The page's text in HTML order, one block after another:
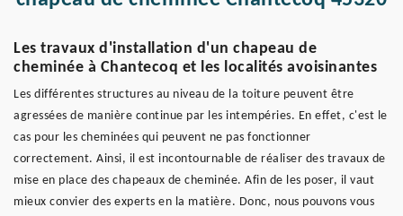
Les travaux d'installation d'un chapeau de
cheminée à Chantecoq et les localités avoisinantes
Les différentes structures au niveau de la toiture peuvent être
agressées de manière continue par les intempéries. En effet, c'est le
cas pour les cheminées qui peuvent ne pas fonctionner
correctement. Ainsi, il est incontournable de réaliser des travaux de
mise en place des chapeaux de cheminée. Afin de les poser, il vaut
mieux convier des experts en la matière. Donc, nous pouvons vous